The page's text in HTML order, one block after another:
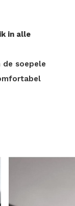
in alle
de soepele